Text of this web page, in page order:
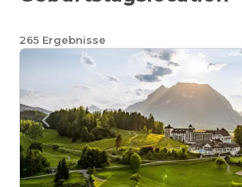
265 Ergebnisse